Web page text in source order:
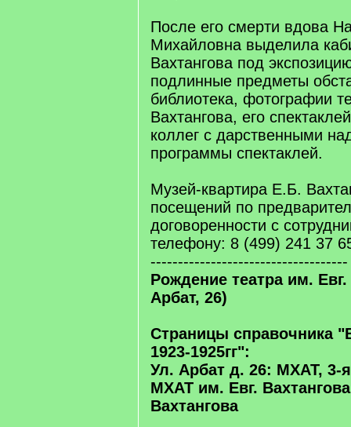
После его смерти вдова
Михайловна выделила
Вахтангова под
подлинные предметы
библиотека, фотографии
Вахтангова, его
коллег с дарственными
программы спектаклей.
Музей-квартира Е.Б.
посещений по
договоренности с
телефону: 8 (499) 241 37
------------------------------------
Рождение театра им.
Арбат, 26)
Страницы справочника
1923-1925гг":
Ул. Арбат д. 26: МХАТ, 3-
МХАТ им. Евг.
Вахтангова